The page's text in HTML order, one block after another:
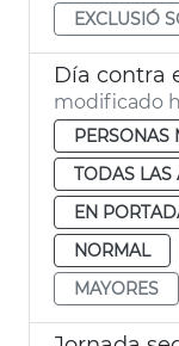
EXCLUSIÓ
modificado
PERSONAS
TODAS LAS
EN
NORMAL
MAYORES